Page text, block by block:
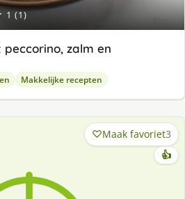
1 (1)
zalm en
Makkelijke recepten
Maak favoriet3
👍